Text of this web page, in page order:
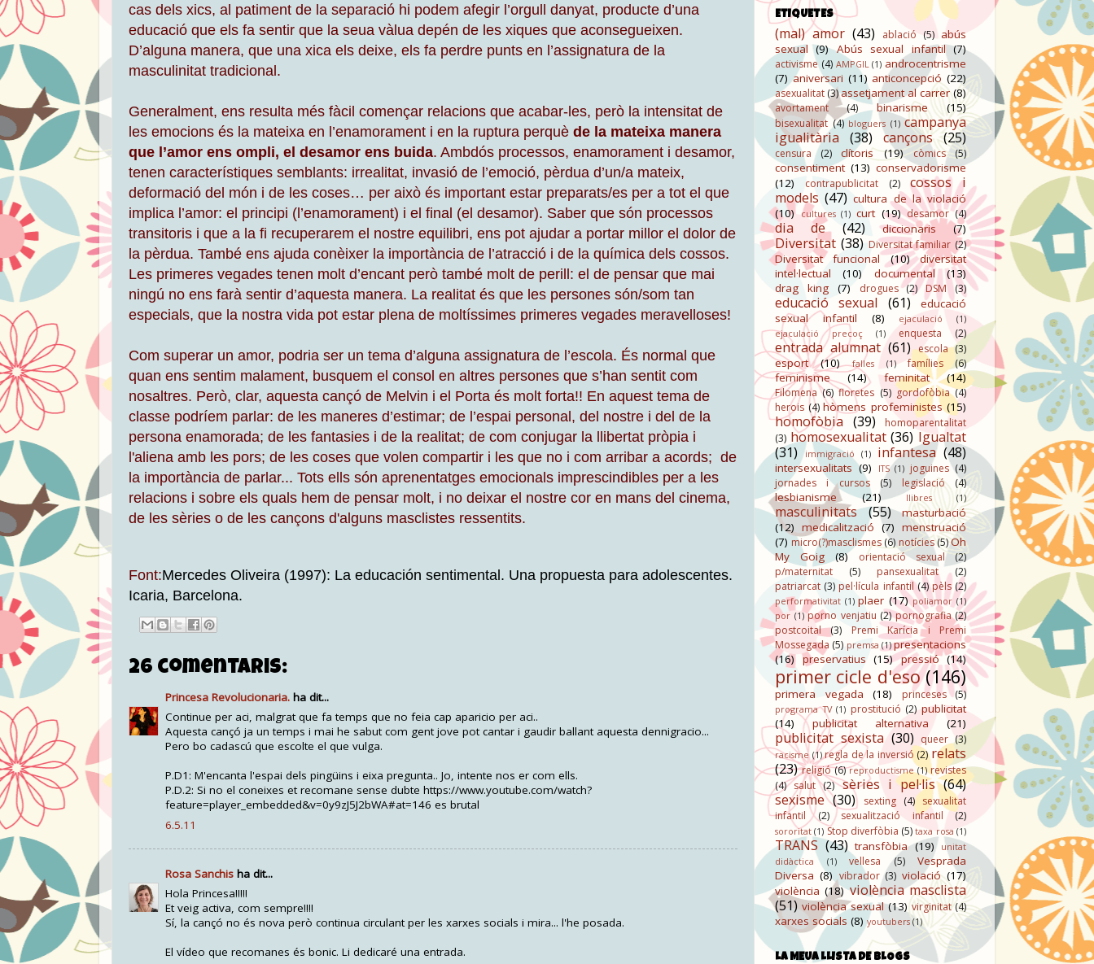
cas dels xics, al patiment de la separació hi podem afegir l’orgull danyat, producte d’una
educació que els fa sentir que la seua vàlua depén de les xiques que aconsegueixen.
D’alguna manera, que una xica els deixe, els fa perdre punts en l’assignatura de la
masculinitat tradicional.
Generalment, ens resulta més fàcil començar relacions que acabar-les, però la intensitat de
les emocions és la mateixa en l’enamorament i en la ruptura perquè de la mateixa manera
que l’amor ens ompli, el desamor ens buida. Ambdós processos, enamorament i desamor,
tenen característiques semblants: irrealitat, invasió de l’emoció, pèrdua d’un/a mateix,
deformació del món i de les coses… per això és important estar preparats/es per a tot el que
implica l’amor: el principi (l’enamorament) i el final (el desamor). Saber que són processos
transitoris i que a la fi recuperarem el nostre equilibri, ens pot ajudar a portar millor el dolor de
la pèrdua. També ens ajuda conèixer la importància de l’atracció i de la química dels cossos.
Les primeres vegades tenen molt d’encant però també molt de perill: el de pensar que mai
ningú no ens farà sentir d’aquesta manera. La realitat és que les persones són/som tan
especials, que la nostra vida pot estar plena de moltíssimes primeres vegades meravelloses!
Com superar un amor, podria ser un tema d’alguna assignatura de l’escola. És normal que
quan ens sentim malament, busquem el consol en altres persones que s’han sentit com
nosaltres. Però, clar, aquesta cançó de Melvin i el Porta és molt forta!! En aquest tema de
classe podríem parlar: de les maneres d’estimar; de l’espai personal, del nostre i del de la
persona enamorada; de les fantasies i de la realitat; de com conjugar la llibertat pròpia i
l'aliena amb les pors; de les coses que volen compartir i les que no i com arribar a acords; de
la importància de parlar... Tots ells són aprenentatges emocionals imprescindibles per a les
relacions i sobre els quals hem de pensar molt, i no deixar el nostre cor en mans del cinema,
de les sèries o de les cançons d'alguns masclistes ressentits.
Font:Mercedes Oliveira (1997): La educación sentimental. Una propuesta para adolescentes.
Icaria, Barcelona.
26 comentaris:
Princesa Revolucionaria. ha dit...
Continue per aci, malgrat que fa temps que no feia cap aparicio per aci..
Aquesta cançó ja un temps i mai he sabut com gent jove pot cantar i gaudir ballant aquesta dennigracio...
Pero bo cadascú que escolte el que vulga.
P.D1: M'encanta l'espai dels pingüins i eixa pregunta.. Jo, intente nos er com ells.
P.D.2: Si no el coneixes et recomane sense dubte https://www.youtube.com/watch?
feature=player_embedded&v=0y9zJ5J2bWA#at=146 es brutal
6.5.11
Rosa Sanchis ha dit...
Hola Princesa!!!!!
Et veig activa, com sempre!!!!
Sí, la cançó no és nova però continua circulant per les xarxes socials i mira... l'he posada.
El vídeo que recomanes és bonic. Li dedicaré una entrada.
ETIQUETES
(mal) amor (43) ablació (5) abús
sexual (9) Abús sexual infantil (7)
activisme (4) AMPGIL (1) androcentrisme
(7) aniversari (11) anticoncepció (22)
asexualitat (3)assetjament al carrer (8)
avortament (4) binarisme (15)
bisexualitat (4) bloguers (1) campanya
igualitària
(38) cançons (25)
censura (2) clítoris (19) còmics (5)
consentiment (13) conservadorisme
(12)
contrapublicitat (2)
cossos i
models (47) cultura de la violació
(10) cultures (1) curt (19) desamor (4)
dia de (42) diccionaris (7)
Diversitat (38) Diversitat familiar (2)
Diversitat funcional (10)
diversitat
intel·lectual
(10) documental
(13)
drag king
(7) drogues (2) DSM (3)
educació sexual (61)
educació
sexual infantil
(8) ejaculació
(1)
ejaculació precoç
(1) enquesta (2)
entrada alumnat (61) escola (3)
esport (10) falles (1) famílies (6)
feminisme (14) feminitat (14)
Filomena (6) floretes (5) gordofòbia (4)
herois (4) hòmens profeministes (15)
homofòbia (39)
homoparentalitat
(3) homosexualitat (36) Igualtat
(31)
immigració (1) infantesa (48)
intersexualitats (9) ITS (1) joguines (4)
jornades i cursos
(5) legislació (4)
lesbianisme (21) llibres (1)
masculinitats (55)
masturbació
(12) medicalització (7) menstruació
(7) micro(?)masclismes (6) notícies(5)Oh
My Goig
(8) orientació sexual
(2)
p/maternitat
(5) pansexualitat
(2)
patriarcat (3) pel·lícula infantil (4) pèls (2)
performativitat (1) plaer (17) poliamor (1)
por (1) porno venjatiu (2) pornografia (2)
postcoital
(3)
Premi Karícia i Premi
Mossegada (5) premsa (1) presentacions
(16) preservatius (15) pressió (14)
primer cicle d'eso (146)
primera vegada (18) princeses (5)
programa TV (1) prostitució (2) publicitat
(14)
publicitat alternativa (21)
publicitat sexista (30) queer (3)
racisme (1) regla de la inversió (2) relats
(23) religió (6) reproductisme (1) revistes
(4) salut (2) sèries i pel·lis (64)
sexisme (30) sexting (4) sexualitat
infantil
(2) sexualització infantil (2)
sororitat (1) Stop diverfòbia (5) taxa rosa (1)
TRANS (43) transfòbia (19)
unitat
didàctica
(1) vellesa (5)
Vesprada
Diversa (8) vibrador (3) violació (17)
violència (18) violència masclista
(51) violència sexual (13) virginitat (4)
xarxes socials (8) youtubers (1)
LA MEUA LLISTA DE BLOGS